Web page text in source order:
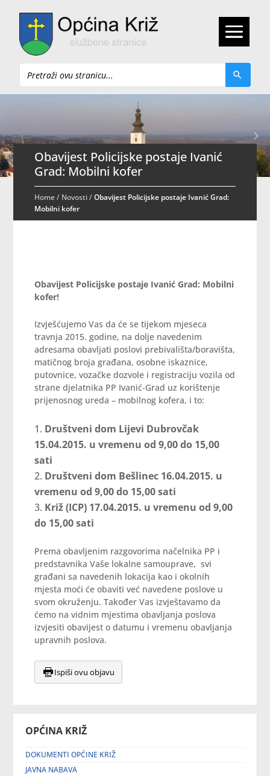
Pretraži
OPĆINA KRIŽ
DOKUMENTI OPĆINE KRIŽ
JAVNA NABAVA
Obavijest Policijske postaje Ivanić
Grad: Mobilni kofer
Home/ Novosti/Obavijest Policijske postaje Ivanić Grad:
Mobilni kofer
Obavijest Policijske postaje Ivanić Grad: Mobilni
kofer!
Izvješćujemo Vas da će se tijekom mjeseca
travnja 2015. godine, na dolje navedenim
adresama obavljati poslovi prebivališta/boravišta,
matičnog broja građana, osobne iskaznice,
putovnice, vozačke dozvole i registraciju vozila od
strane djelatnika PP Ivanić-Grad uz korištenje
prijenosnog ureda – mobilnog kofera, i to:
Društveni dom Lijevi Dubrovčak
15.04.2015. u vremenu od 9,00 do 15,00
sati
Društveni dom Bešlinec 16.04.2015. u
vremenu od 9,00 do 15,00 sati
Križ (ICP) 17.04.2015. u vremenu od 9,00
do 15,00 sati
Prema obavljenim razgovorima načelnika PP i
predstavnika Vaše lokalne samouprave, svi
građani sa navedenih lokacija kao i okolnih
mjesta moći će obaviti već navedene poslove u
svom okruženju. Također Vas izvještavamo da
ćemo na vidnim mjestima obavljanja poslova
izvjesiti obavijest o datumu i vremenu obavljanja
upravnih poslova.
Ispiši ovu objavu